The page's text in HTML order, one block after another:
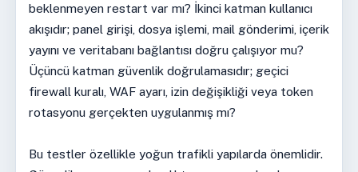
beklenmeyen restart var mı? İkinci katman kullanıcı
akışıdır; panel girişi, dosya işlemi, mail gönderimi, içerik
yayını ve veritabanı bağlantısı doğru çalışıyor mu?
Üçüncü katman güvenlik doğrulamasıdır; geçici
firewall kuralı, WAF ayarı, izin değişikliği veya token
rotasyonu gerçekten uygulanmış mı?
Bu testler özellikle yoğun trafikli yapılarda önemlidir.